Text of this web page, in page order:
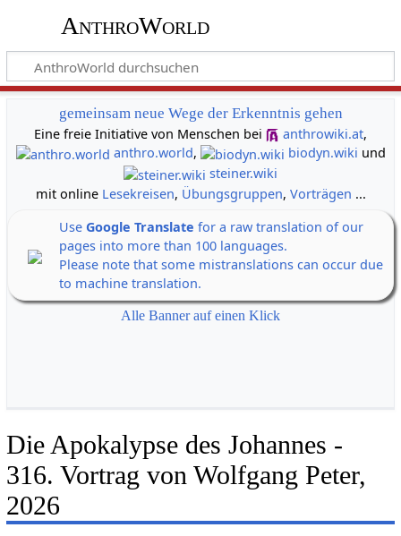
AnthroWorld
gemeinsam neue Wege der Erkenntnis gehen
Eine freie Initiative von Menschen bei
anthrowiki.at,
anthro.world, biodyn.wiki und
steiner.wiki
mit online Lesekreisen, Übungsgruppen, Vorträgen ...
Use Google Translate for a raw translation of our
pages into more than 100 languages.
Please note that some mistranslations can occur due
to machine translation.
Alle Banner auf einen Klick
Die Apokalypse des Johannes -
316. Vortrag von Wolfgang Peter,
2026